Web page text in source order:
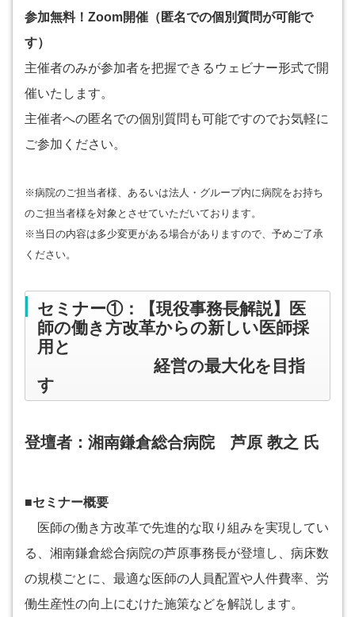
参加無料！Zoom開催（匿名での個別質問が可能で
す）
主催者のみが参加者を把握できるウェビナー形式で開
催いたします。
主催者への匿名での個別質問も可能ですのでお気軽に
ご参加ください。
※病院のご担当者様、あるいは法人・グループ内に病院をお持ち
のご担当者様を対象とさせていただいております。
※当日の内容は多少変更がある場合がありますので、予めご了承
ください。
セミナー①：【現役事務長解説】医
師の働き方改革からの新しい医師採
用と
経営の最大化を目指
す
登壇者：湘南鎌倉総合病院 芦原 教之 氏
■セミナー概要
医師の働き方改革で先進的な取り組みを実現してい
る、湘南鎌倉総合病院の芦原事務長が登壇し、病床数
の規模ごとに、最適な医師の人員配置や人件費率、労
働生産性の向上にむけた施策などを解説します。